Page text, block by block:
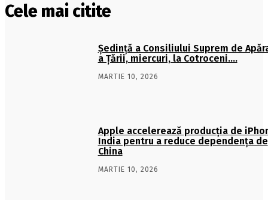
Cele mai citite
Şedinţă a Consiliului Suprem de
a Ţării, miercuri, la Cotroceni….
MARTIE 10, 2026
Apple accelerează producția de
India pentru a reduce dependența de
China
MARTIE 10, 2026